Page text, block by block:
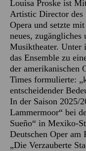
Louisa Proske ist
Artistic Director des
Opera und setzte
neues,
Musiktheater. Unter
das Ensemble zu
der amerikanischen
Times formulierte:
entscheidender
In der Saison 2025/
Lammermoor“ bei
Sueño“ in Mexiko-
Deutschen Oper
„Die Verzauberte